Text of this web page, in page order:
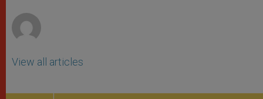
View all articles